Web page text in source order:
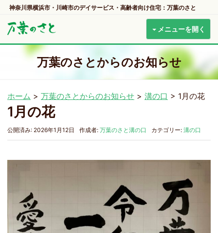
神奈川県横浜市・川崎市のデイサービス・高齢者向け住宅：万葉のさと
メニューを開く
万葉のさとからのお知らせ
ホーム > 万葉のさとからのお知らせ > 溝の口 > 1月の花
1月の花
公開済み: 2026年1月12日 作成者: 万葉のさと溝の口 カテゴリー: 溝の口